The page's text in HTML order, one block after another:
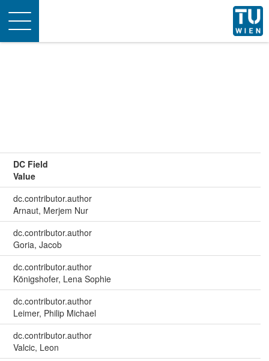
Toggle
navigation
DC Field
Value
dc.contributor.author
Arnaut, Merjem Nur
dc.contributor.author
Goria, Jacob
dc.contributor.author
Königshofer, Lena Sophie
dc.contributor.author
Leimer, Philip Michael
dc.contributor.author
Valcic, Leon